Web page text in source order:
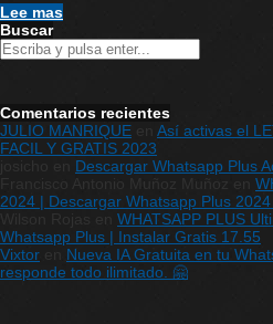
Lee mas
Buscar
Comentarios recientes
JULIO MANRIQUE
Así activas el
FACIL Y GRATIS 2023
josicho
Descargar Whatsapp Plus
2024 | Descargar Whatsapp Plus
WHATSAPP PLUS
Whatsapp Plus | Instalar Gratis 17.55
Vixtor
Nueva IA Gratuita en tu
responde todo ilimitado. 🤗